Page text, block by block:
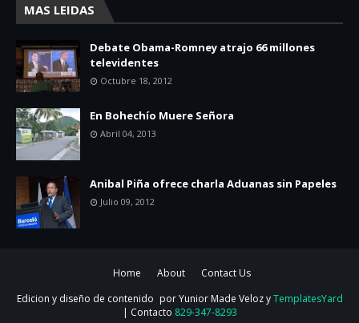
MAS LEIDAS
Debate Obama-Romney atrajo 66 millones
televidentes
Octubre 18, 2012
En Bohechío Muere Señora
Abril 04, 2013
Anibal Piña ofrece charla Aduanas sin Papeles
Julio 09, 2012
Home About
Contact Us
Edicion y diseño de contenido por Yunior Made Veloz yTemplatesYard
| Contacto 829-347-8293